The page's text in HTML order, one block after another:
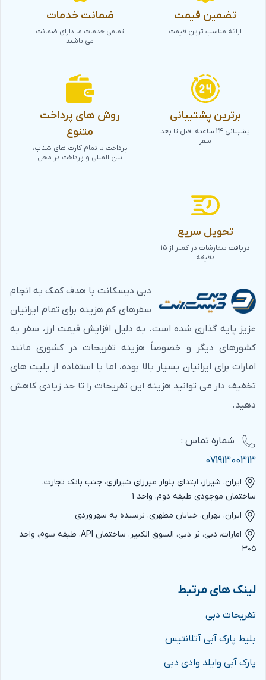
تضمین قیمت
ارائه مناسب ترین قیمت
ضمانت خدمات
تمامی خدمات ما دارای ضمانت
می باشند
برترین پشتیبانی
پشیبانی 24 ساعته، قبل تا بعد
سفر
روش های پرداخت
متنوع
پرداخت با تمام کارت های شتاب،
بین المللی و پرداخت در محل
تحویل سریع
دریافت سفارشات در کمتر از 15
دقیقه
دبی دیسکانت با هدف کمک به انجام
سفرهای کم هزینه برای تمام ایرانیان
عزیز پایه گذاری شده است. به دلیل افزایش قیمت ارز، سفر به
کشورهای دیگر و خصوصاً هزینه تفریحات در کشوری مانند
امارات برای ایرانیان بسیار بالا بوده، اما با استفاده از بلیت های
تخفیف دار می توانید هزینه این تفریحات را تا حد زیادی کاهش
دهید.
شماره‌ تماس :
07191300313
ایران، شیراز، ابتدای بلوار میرزای شیرازی، جنب بانک تجارت،
ساختمان موجودی طبقه دوم، واحد 1
ایران، تهران، خیابان مطهری، نرسیده به سهروردی
امارات، دبی، بَر دبی، السوق الکبیر، ساختمان API، طبقه سوم، واحد
۳۰۵
لینک های مرتبط
تفریحات دبی
بلیط پارک آبی آتلانتیس
پارک آبی وایلد وادی دبی